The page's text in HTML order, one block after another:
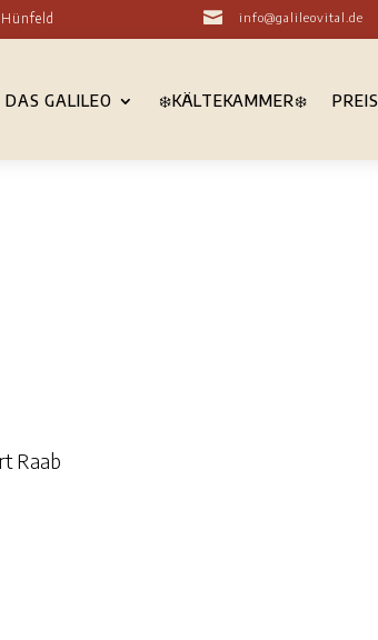
 info@galileovital.de
DAS GALILEO ❄️KÄLTEKAMMER❄️
Raab